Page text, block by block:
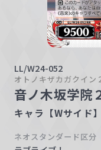
LL/W24-052
オトノキザカガクイン
音ノ木坂学院
キャラ【Wサイド】
ネオスタンダード区分